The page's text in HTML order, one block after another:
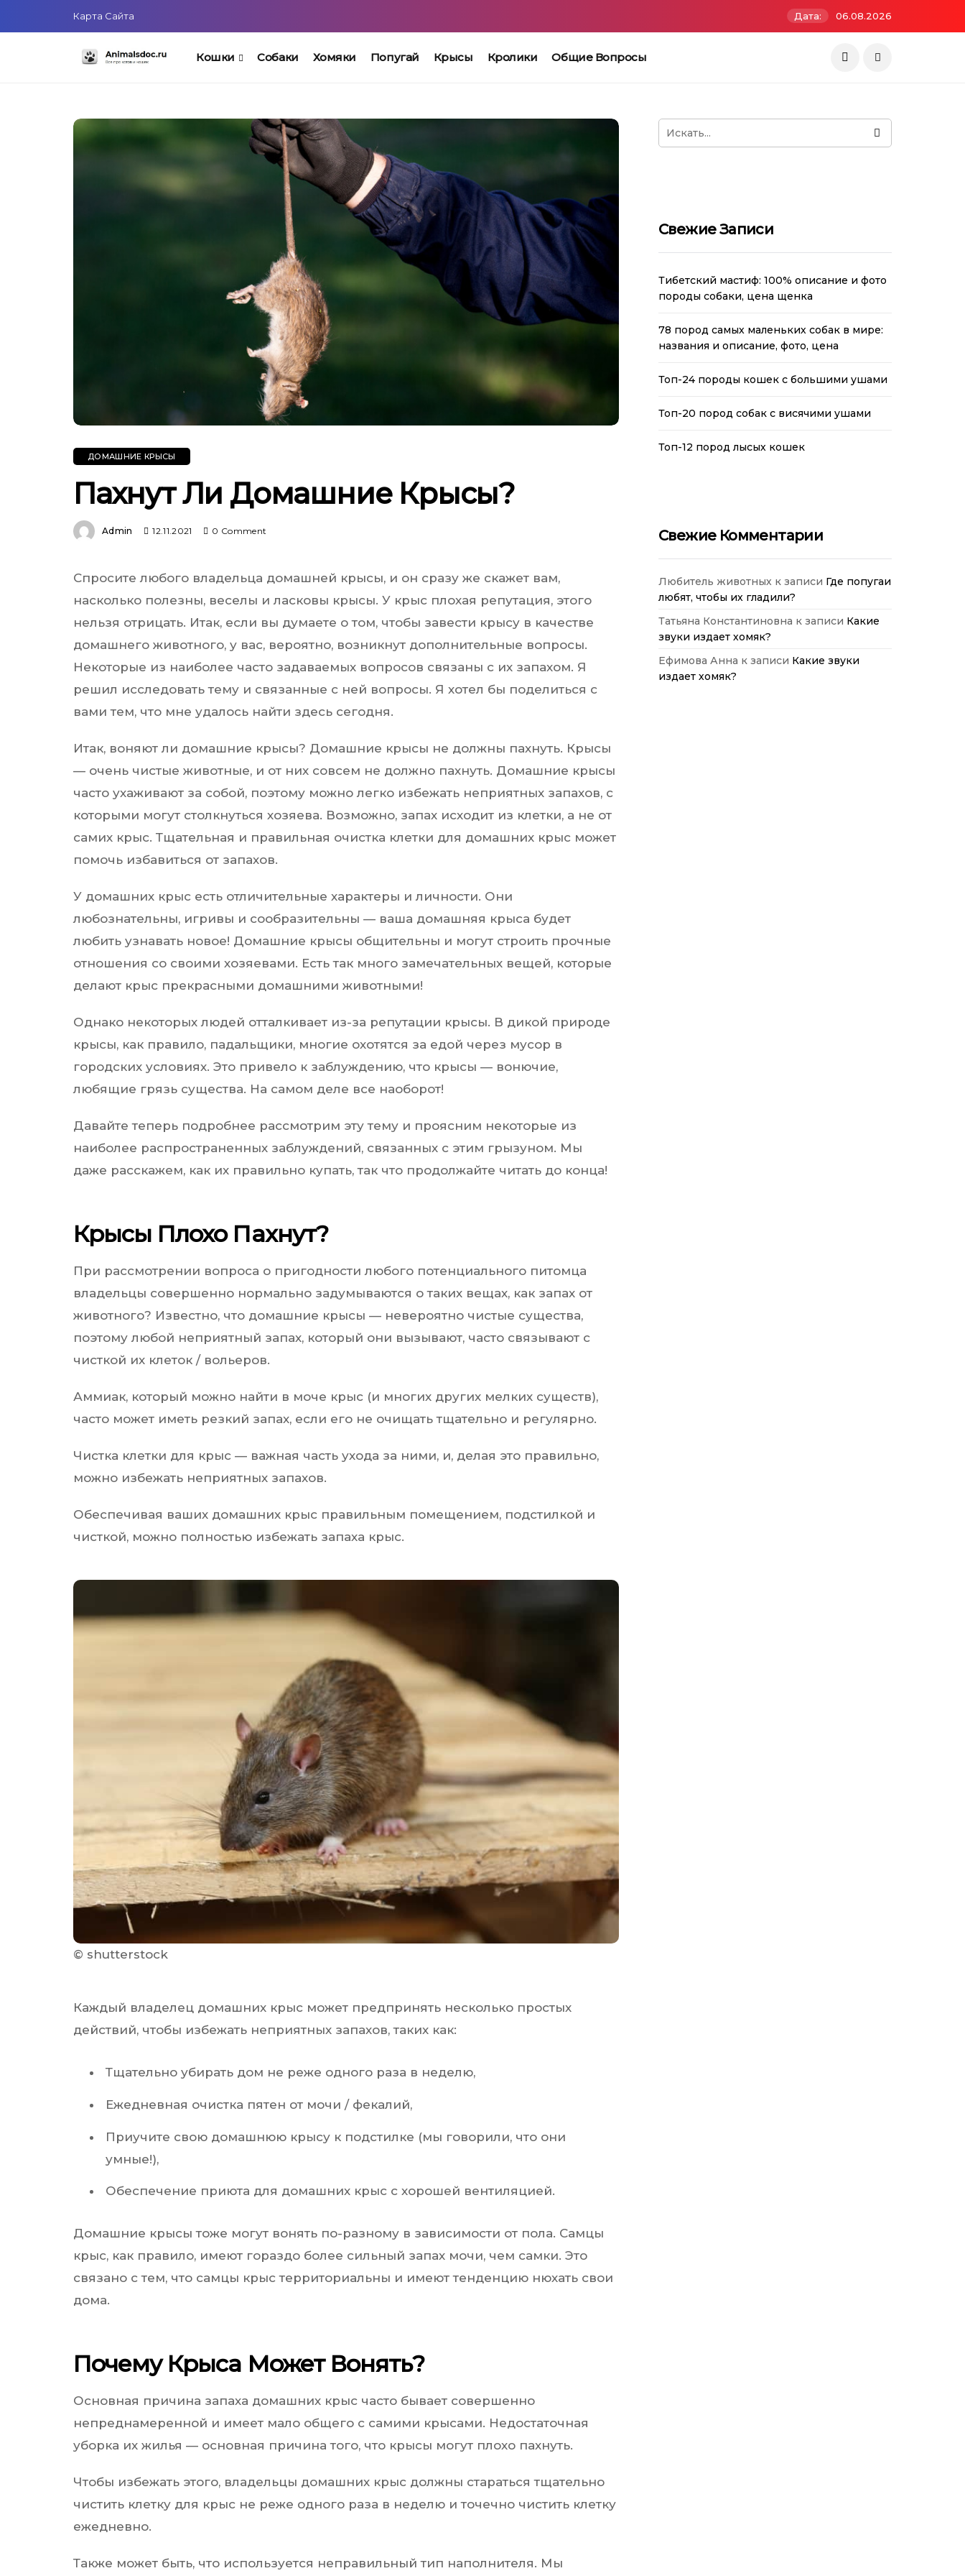
Карта Сайта Дата: 06.08.2026
Кошки Собаки Хомяки Попугай Крысы Кролики Общие Вопросы
ДОМАШНИЕ КРЫСЫ
Пахнут Ли Домашние Крысы?
Admin 12.11.2021 0 Comment
Спросите любого владельца домашней крысы, и он сразу же скажет вам,
насколько полезны, веселы и ласковы крысы. У крыс плохая репутация, этого
нельзя отрицать. Итак, если вы думаете о том, чтобы завести крысу в качестве
домашнего животного, у вас, вероятно, возникнут дополнительные вопросы.
Некоторые из наиболее часто задаваемых вопросов связаны с их запахом. Я
решил исследовать тему и связанные с ней вопросы. Я хотел бы поделиться с
вами тем, что мне удалось найти здесь сегодня.
Итак, воняют ли домашние крысы? Домашние крысы не должны пахнуть. Крысы
— очень чистые животные, и от них совсем не должно пахнуть. Домашние крысы
часто ухаживают за собой, поэтому можно легко избежать неприятных запахов, с
которыми могут столкнуться хозяева. Возможно, запах исходит из клетки, а не от
самих крыс. Тщательная и правильная очистка клетки для домашних крыс может
помочь избавиться от запахов.
У домашних крыс есть отличительные характеры и личности. Они
любознательны, игривы и сообразительны — ваша домашняя крыса будет
любить узнавать новое! Домашние крысы общительны и могут строить прочные
отношения со своими хозяевами. Есть так много замечательных вещей, которые
делают крыс прекрасными домашними животными!
Однако некоторых людей отталкивает из-за репутации крысы. В дикой природе
крысы, как правило, падальщики, многие охотятся за едой через мусор в
городских условиях. Это привело к заблуждению, что крысы — вонючие,
любящие грязь существа. На самом деле все наоборот!
Давайте теперь подробнее рассмотрим эту тему и проясним некоторые из
наиболее распространенных заблуждений, связанных с этим грызуном. Мы
даже расскажем, как их правильно купать, так что продолжайте читать до конца!
Крысы Плохо Пахнут?
При рассмотрении вопроса о пригодности любого потенциального питомца
владельцы совершенно нормально задумываются о таких вещах, как запах от
животного? Известно, что домашние крысы — невероятно чистые существа,
поэтому любой неприятный запах, который они вызывают, часто связывают с
чисткой их клеток / вольеров.
Аммиак, который можно найти в моче крыс (и многих других мелких существ),
часто может иметь резкий запах, если его не очищать тщательно и регулярно.
Чистка клетки для крыс — важная часть ухода за ними, и, делая это правильно,
можно избежать неприятных запахов.
Обеспечивая ваших домашних крыс правильным помещением, подстилкой и
чисткой, можно полностью избежать запаха крыс.
© shutterstock
Каждый владелец домашних крыс может предпринять несколько простых
действий, чтобы избежать неприятных запахов, таких как:
Тщательно убирать дом не реже одного раза в неделю,
Ежедневная очистка пятен от мочи / фекалий,
Приучите свою домашнюю крысу к подстилке (мы говорили, что они
умные!),
Обеспечение приюта для домашних крыс с хорошей вентиляцией.
Домашние крысы тоже могут вонять по-разному в зависимости от пола. Самцы
крыс, как правило, имеют гораздо более сильный запах мочи, чем самки. Это
связано с тем, что самцы крыс территориальны и имеют тенденцию нюхать свои
дома.
Почему Крыса Может Вонять?
Основная причина запаха домашних крыс часто бывает совершенно
непреднамеренной и имеет мало общего с самими крысами. Недостаточная
уборка их жилья — основная причина того, что крысы могут плохо пахнуть.
Чтобы избежать этого, владельцы домашних крыс должны стараться тщательно
чистить клетку для крыс не реже одного раза в неделю и точечно чистить клетку
ежедневно.
Также может быть, что используется неправильный тип наполнителя. Мы
Свежие Записи
Тибетский мастиф: 100% описание и фото
породы собаки, цена щенка
78 пород самых маленьких собак в мире:
названия и описание, фото, цена
Топ-24 породы кошек с большими ушами
Топ-20 пород собак с висячими ушами
Топ-12 пород лысых кошек
Свежие Комментарии
Любитель животных к записи Где попугаи
любят, чтобы их гладили?
Татьяна Константиновна к записи Какие
звуки издает хомяк?
Ефимова Анна к записи Какие звуки
издает хомяк?